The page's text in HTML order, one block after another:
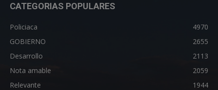
CATEGORIAS POPULARES
Policiaca
4970
GOBIERNO
2655
Desarrollo
2113
Nota amable
2059
Relevante
1944